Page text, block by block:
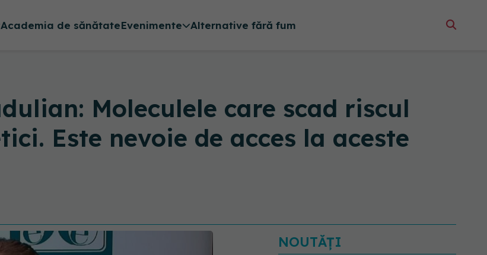
Academia de sănătateEvenimente Alternative fără fum
Moleculele care scad riscul
Este nevoie de acces la aceste
NOUTĂȚI